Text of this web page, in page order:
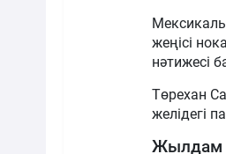
жеңісі
нәтижесі
Төрехан
желідегі
Жылдам